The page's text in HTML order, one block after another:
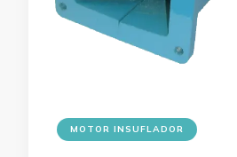
MOTOR INSUFLADOR